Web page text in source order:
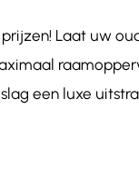
Laat uw
een luxe